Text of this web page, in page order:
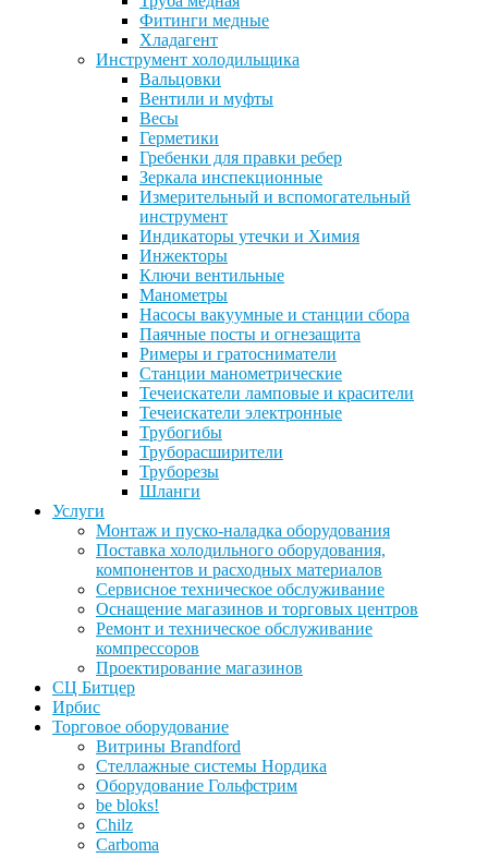
Фитинги медные
Хладагент
Инструмент холодильщика
Вальцовки
Вентили и муфты
Весы
Герметики
Гребенки для правки ребер
Зеркала инспекционные
Измерительный и вспомогательный
инструмент
Индикаторы утечки и Химия
Инжекторы
Ключи вентильные
Манометры
Насосы вакуумные и станции сбора
Паячные посты и огнезащита
Римеры и гратосниматели
Станции манометрические
Течеискатели ламповые и красители
Течеискатели электронные
Трубогибы
Труборасширители
Труборезы
Шланги
Услуги
Монтаж и пуско-наладка оборудования
Поставка холодильного оборудования,
компонентов и расходных материалов
Сервисное техническое обслуживание
Оснащение магазинов и торговых центров
Ремонт и техническое обслуживание
компрессоров
Проектирование магазинов
СЦ Битцер
Ирбис
Торговое оборудование
Витрины Brandford
Стеллажные системы Нордика
Оборудование Гольфстрим
be bloks!
Chilz
Carboma